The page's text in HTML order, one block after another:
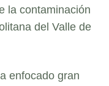
la contaminación
del Valle de
enfocado gran